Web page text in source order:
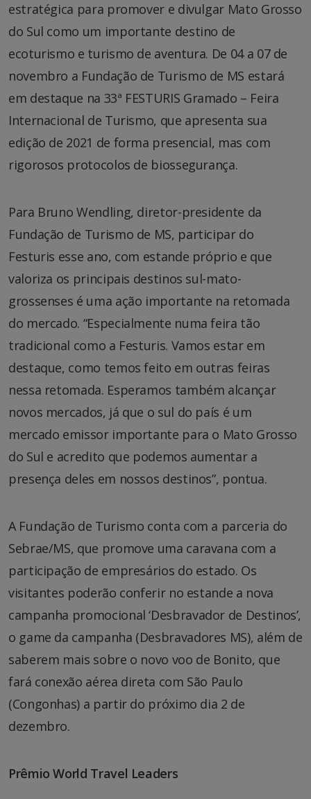
estratégica para promover e divulgar Mato Grosso
do Sul como um importante destino de
ecoturismo e turismo de aventura. De 04 a 07 de
novembro a Fundação de Turismo de MS estará
em destaque na 33ª FESTURIS Gramado – Feira
Internacional de Turismo, que apresenta sua
edição de 2021 de forma presencial, mas com
rigorosos protocolos de biossegurança.
Para Bruno Wendling, diretor-presidente da
Fundação de Turismo de MS, participar do
Festuris esse ano, com estande próprio e que
valoriza os principais destinos sul-mato-
grossenses é uma ação importante na retomada
do mercado. “Especialmente numa feira tão
tradicional como a Festuris. Vamos estar em
destaque, como temos feito em outras feiras
nessa retomada. Esperamos também alcançar
novos mercados, já que o sul do país é um
mercado emissor importante para o Mato Grosso
do Sul e acredito que podemos aumentar a
presença deles em nossos destinos”, pontua.
A Fundação de Turismo conta com a parceria do
Sebrae/MS, que promove uma caravana com a
participação de empresários do estado. Os
visitantes poderão conferir no estande a nova
campanha promocional ‘Desbravador de Destinos’,
o game da campanha (Desbravadores MS), além de
saberem mais sobre o novo voo de Bonito, que
fará conexão aérea direta com São Paulo
(Congonhas) a partir do próximo dia 2 de
dezembro.
Prêmio World Travel Leaders